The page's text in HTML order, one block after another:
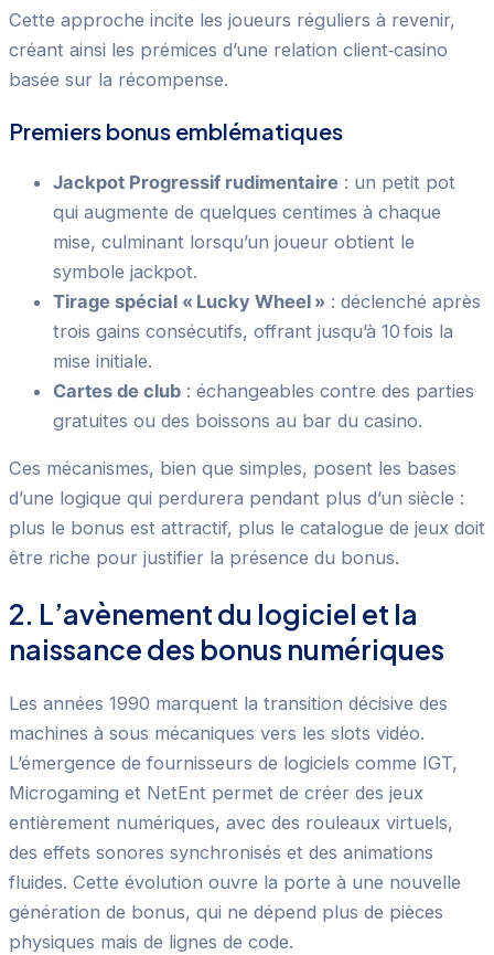
Cette approche incite les joueurs réguliers à revenir,
créant ainsi les prémices d’une relation client‑casino
basée sur la récompense.
Premiers bonus emblématiques
Jackpot Progressif rudimentaire : un petit pot
qui augmente de quelques centimes à chaque
mise, culminant lorsqu’un joueur obtient le
symbole jackpot.
Tirage spécial « Lucky Wheel » : déclenché après
trois gains consécutifs, offrant jusqu’à 10 fois la
mise initiale.
Cartes de club : échangeables contre des parties
gratuites ou des boissons au bar du casino.
Ces mécanismes, bien que simples, posent les bases
d’une logique qui perdurera pendant plus d’un siècle :
plus le bonus est attractif, plus le catalogue de jeux doit
être riche pour justifier la présence du bonus.
2. L’avènement du logiciel et la
naissance des bonus numériques
Les années 1990 marquent la transition décisive des
machines à sous mécaniques vers les slots vidéo.
L’émergence de fournisseurs de logiciels comme IGT,
Microgaming et NetEnt permet de créer des jeux
entièrement numériques, avec des rouleaux virtuels,
des effets sonores synchronisés et des animations
fluides. Cette évolution ouvre la porte à une nouvelle
génération de bonus, qui ne dépend plus de pièces
physiques mais de lignes de code.